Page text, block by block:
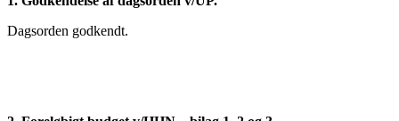
Dagsorden godkendt.